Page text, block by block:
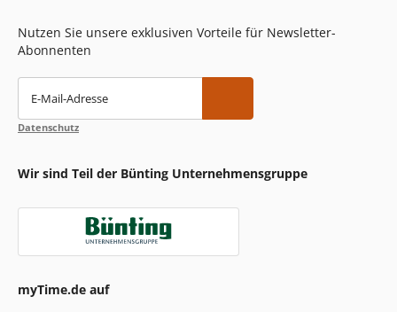
Nutzen Sie unsere exklusiven Vorteile für Newsletter-
Abonnenten
E-Mail-Adresse
Datenschutz
Wir sind Teil der Bünting Unternehmensgruppe
myTime.de auf